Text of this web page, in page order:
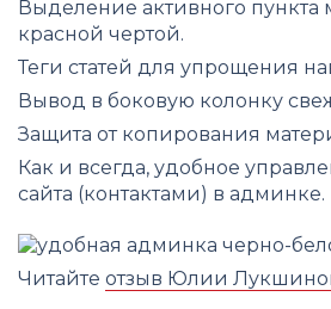
Выделение активного
красной чертой.
Теги статей для упрощения
Вывод в боковую колонку
Защита от копирования
Как и всегда, удобное
сайта (контактами) в админке.
Читайте отзыв Юлии